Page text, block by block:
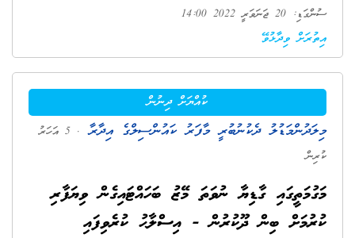
ސުންގަޑި: 20 ޖަނަވަރީ 2022 14:00
އިތުރަށް ވިދާޅުވޭ
ކުއްޔަށް ދިނުން
މިލަދުންމަޑުލު ދެކުނުބުރީ މާފަރު ކައުންސިލްގެ އިދާރާ
. 5 އަހަރު
ކުރިން
މަގުމަތީގައި ގާޑިޔާ ނުވަތަ މޭޒު ބަހައްޓައިގެން ވިޔަފާރި
ކުރުމަށް ބިން ދޫކުރުން - އިސްލާޙު ކުރެވިފައި